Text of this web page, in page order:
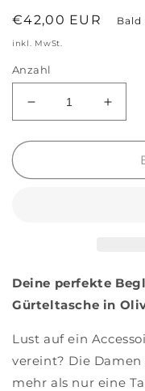
Normaler
Preis
€42,00 EUR Bald
inkl. MwSt.
Anzahl
Verringere
die
Menge
Damen
Erhöhe
die
Deine perfekte
Gürteltasche in
Lust auf ein
vereint? Die
mehr als nur eine